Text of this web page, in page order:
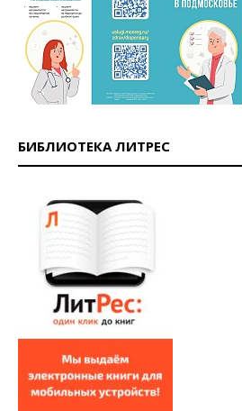
БИБЛИОТЕКА ЛИТРЕС